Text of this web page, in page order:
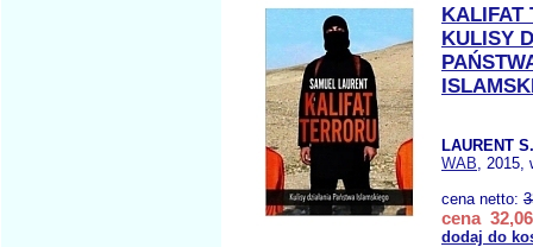
KALIFAT
KULISY
LAURENT S.
WAB, 2015,
cena netto:
cena 32,06
dodaj do